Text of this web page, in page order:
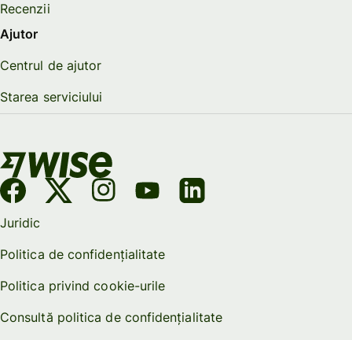
Recenzii
Ajutor
Centrul de ajutor
Starea serviciului
Juridic
Politica de confidențialitate
Politica privind cookie-urile
Consultă politica de confidențialitate